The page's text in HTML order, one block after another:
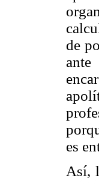
de
es
Así,